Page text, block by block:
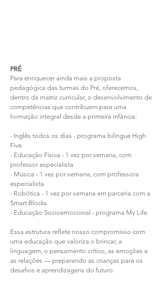
PRÉ
Para enriquecer ainda mais a proposta
pedagógica das turmas do Pré, oferecemos,
dentro da matriz curricular, o desenvolvimento de
competências que contribuem para uma
formação integral desde a primeira infância:
- Inglês todos os dias - programa bilíngue High
Five
- Educação Física - 1 vez por semana, com
professor especialista
- Música - 1 vez por semana, com professora
especialista
- Robótica - 1 vez por semana em parceria com a
Smart Blocks
- Educação Socioemocional - programa My Life
Essa estrutura reflete nosso compromisso com
uma educação que valoriza o brincar, a
linguagem, o pensamento crítico, as emoções e
as relações — preparando as crianças para os
desafios e aprendizagens do futuro.